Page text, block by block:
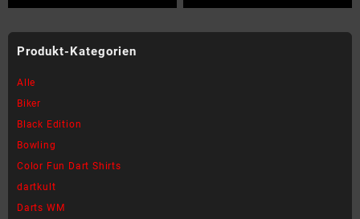
Dieses
mehrere
Die
Optionen
können
Produktseite
gewählt
Dieses
Produkt-Kategorien
Alle
Biker
Black Edition
Bowling
Color Fun Dart Shirts
dartkult
Darts WM